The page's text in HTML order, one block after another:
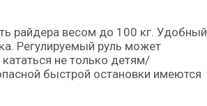
райдера весом до 100 кг. Удобный
Регулируемый руль может
не только детям/
быстрой остановки имеются